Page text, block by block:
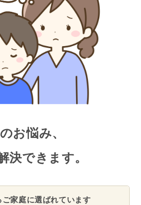
お悩み、
決できます。
家庭に選ばれています